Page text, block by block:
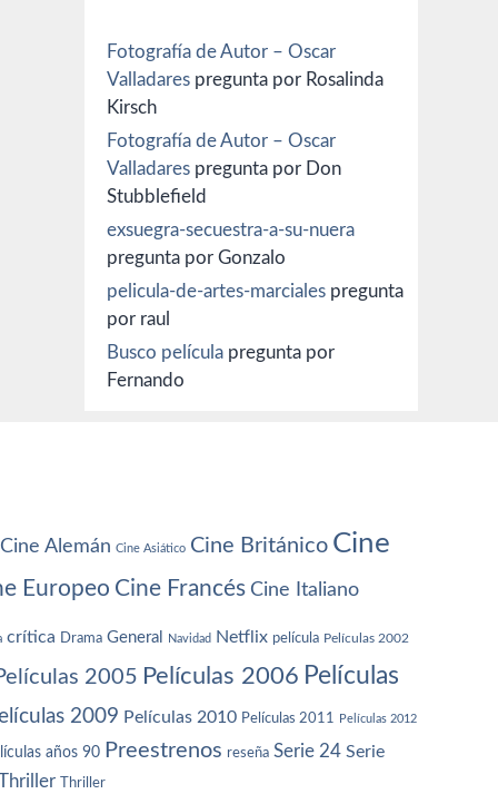
Fotografía de Autor – Oscar
Valladares pregunta por Rosalinda
Kirsch
Fotografía de Autor – Oscar
Valladares pregunta por Don
Stubblefield
exsuegra-secuestra-a-su-nuera
pregunta por Gonzalo
pelicula-de-artes-marciales pregunta
por raul
Busco película pregunta por
Fernando
Cine Alemán Cine Asiático Cine Británico Cine
Europeo Cine Francés Cine Italiano
crítica Drama General Navidad Netflix película Películas 2002
2005 Películas 2006 Películas
2009 Películas 2010 Películas 2011 Películas 2012
años 90 Preestrenos reseña Serie 24 Serie
Thriller